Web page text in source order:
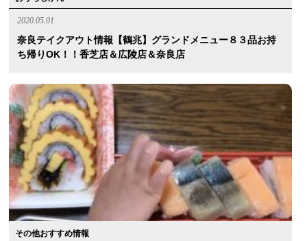
2020.05.01
奈良テイクアウト情報【鶴兆】グランドメニュー８３品お持
ち帰りOK！！香芝店＆広陵店＆奈良店
その他おすすめ情報